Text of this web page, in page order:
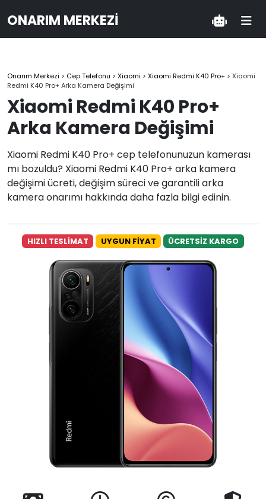
ONARIM MERKEZI
Onarım Merkezi > Cep Telefonu > Xiaomi > Xiaomi Redmi K40 Pro+ > Xiaomi
Redmi K40 Pro+ Arka Kamera Değişimi
Xiaomi Redmi K40 Pro+
Arka Kamera Değişimi
Xiaomi Redmi K40 Pro+ cep telefonunuzun kamerası
mı bozuldu? Xiaomi Redmi K40 Pro+ arka kamera
değişimi ücreti, değişim süreci ve garantili arka
kamera onarımı hakkında daha fazla bilgi edinin.
HIZLI TESLİMAT UYGUN FİYAT ÜCRETSİZ KARGO